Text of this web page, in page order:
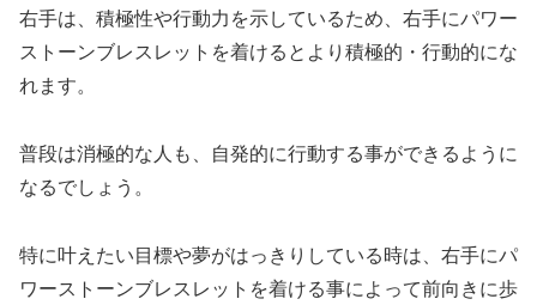
右手は、積極性や行動力を示しているため、右手にパワー
ストーンブレスレットを着けるとより積極的・行動的にな
れます。
普段は消極的な人も、自発的に行動する事ができるように
なるでしょう。
特に叶えたい目標や夢がはっきりしている時は、右手にパ
ワーストーンブレスレットを着ける事によって前向きに歩